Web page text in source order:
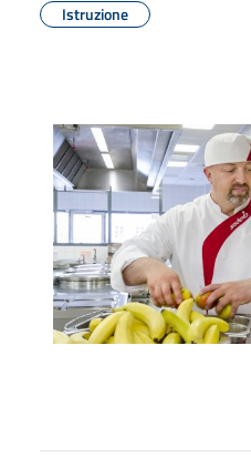
Istruzione